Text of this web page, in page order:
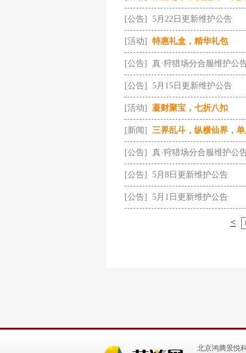
[公告] 5月22日更新维护公告
[活动] 特惠礼盒，精华礼包
[公告] 真·狩猎场分合服维护公
[公告] 5月15日更新维护公告
[活动] 凝财聚宝，七折八扣
[新闻] 三界乱斗，纵横仙界，
[公告] 真·狩猎场分合服维护公
[公告] 5月8日更新维护公告
[公告] 5月1日更新维护公告
<
北京鸿腾景悦